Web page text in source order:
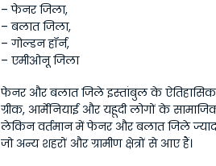
– फेनर जिला,
– बलात जिला,
– गोल्डन हॉर्न,
– एमीओनू जिला
फेनर और बलात जिले इस्तांबुल के ऐतिहासिक
ग्रीक, आर्मेनियाई और यहूदी लोगों के
लेकिन वर्तमान में फेनर और बलात जिले
जो अन्य शहरों और ग्रामीण क्षेत्रों से आए हैं।